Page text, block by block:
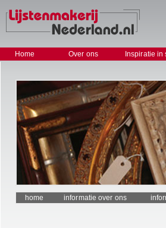
Home Over ons Inspiratie in
home informatie over ons